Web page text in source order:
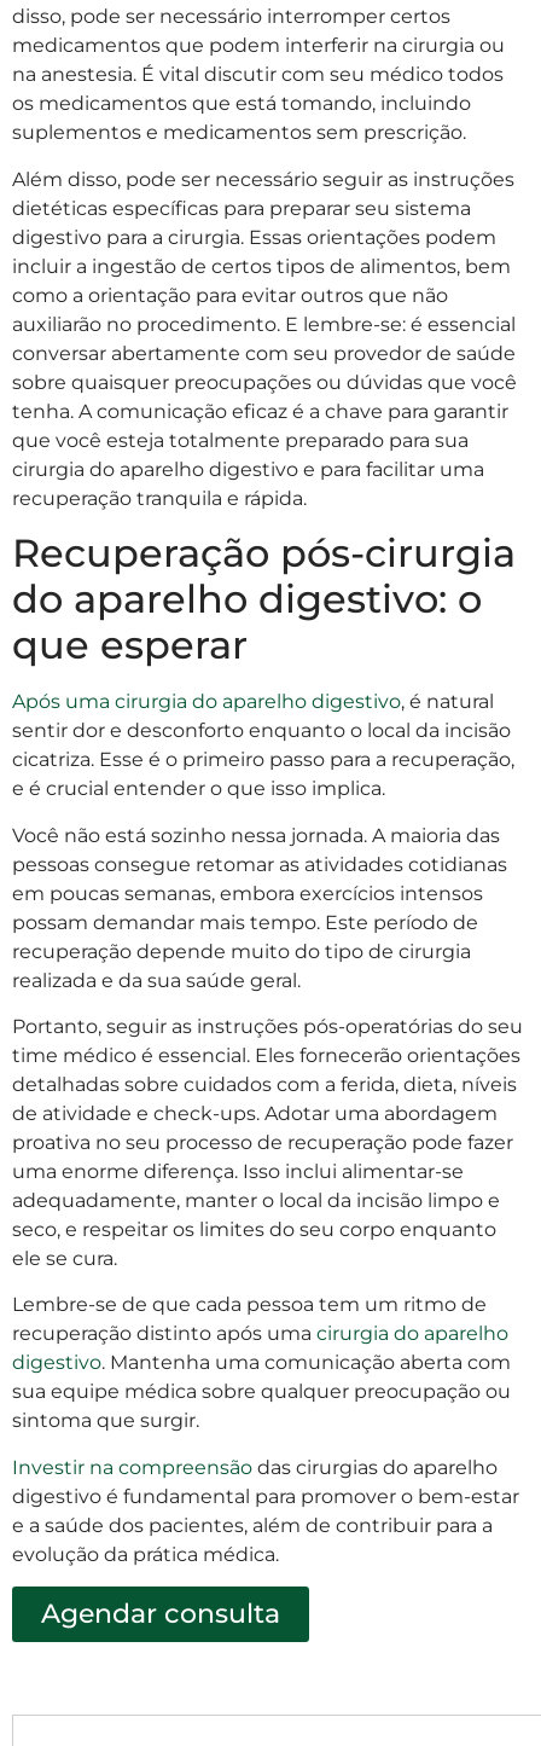
disso, pode ser necessário interromper certos
medicamentos que podem interferir na cirurgia ou
na anestesia. É vital discutir com seu médico todos
os medicamentos que está tomando, incluindo
suplementos e medicamentos sem prescrição.
Além disso, pode ser necessário seguir as instruções
dietéticas específicas para preparar seu sistema
digestivo para a cirurgia. Essas orientações podem
incluir a ingestão de certos tipos de alimentos, bem
como a orientação para evitar outros que não
auxiliarão no procedimento. E lembre-se: é essencial
conversar abertamente com seu provedor de saúde
sobre quaisquer preocupações ou dúvidas que você
tenha. A comunicação eficaz é a chave para garantir
que você esteja totalmente preparado para sua
cirurgia do aparelho digestivo e para facilitar uma
recuperação tranquila e rápida.
Recuperação pós-cirurgia
do aparelho digestivo: o
que esperar
Após uma cirurgia do aparelho digestivo, é natural
sentir dor e desconforto enquanto o local da incisão
cicatriza. Esse é o primeiro passo para a recuperação,
e é crucial entender o que isso implica.
Você não está sozinho nessa jornada. A maioria das
pessoas consegue retomar as atividades cotidianas
em poucas semanas, embora exercícios intensos
possam demandar mais tempo. Este período de
recuperação depende muito do tipo de cirurgia
realizada e da sua saúde geral.
Portanto, seguir as instruções pós-operatórias do seu
time médico é essencial. Eles fornecerão orientações
detalhadas sobre cuidados com a ferida, dieta, níveis
de atividade e check-ups. Adotar uma abordagem
proativa no seu processo de recuperação pode fazer
uma enorme diferença. Isso inclui alimentar-se
adequadamente, manter o local da incisão limpo e
seco, e respeitar os limites do seu corpo enquanto
ele se cura.
Lembre-se de que cada pessoa tem um ritmo de
recuperação distinto após uma cirurgia do aparelho
digestivo. Mantenha uma comunicação aberta com
sua equipe médica sobre qualquer preocupação ou
sintoma que surgir.
Investir na compreensão das cirurgias do aparelho
digestivo é fundamental para promover o bem-estar
e a saúde dos pacientes, além de contribuir para a
evolução da prática médica.
Agendar consulta